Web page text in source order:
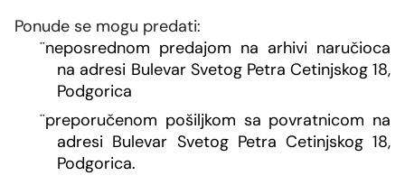
Ponude se mogu predati:
¨neposrednom predajom na arhivi naručioca
na adresi Bulevar Svetog Petra Cetinjskog 18,
Podgorica
¨preporučenom pošiljkom sa povratnicom na
adresi Bulevar Svetog Petra Cetinjskog 18,
Podgorica.